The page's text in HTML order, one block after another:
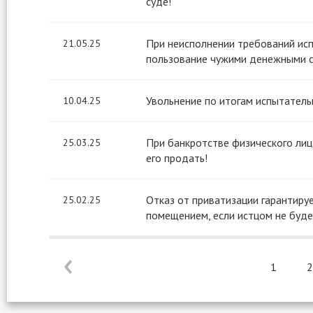
21.05.25
При неисполнении требований
пользование чужими денежными
10.04.25 Увольнение по итогам
25.03.25
При банкротстве физического
его продать!
25.02.25
Отказ от приватизации
помещением, если истцом не
1 2